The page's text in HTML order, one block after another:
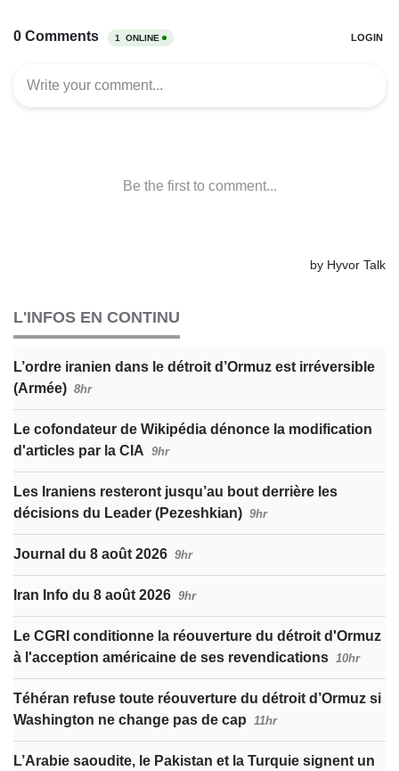
L'INFOS EN CONTINU
L’ordre iranien dans le détroit d’Ormuz est irréversible
(Armée) 8hr
Le cofondateur de Wikipédia dénonce la modification
d'articles par la CIA 9hr
Les Iraniens resteront jusqu’au bout derrière les
décisions du Leader (Pezeshkian) 9hr
Journal du 8 août 2026 9hr
Iran Info du 8 août 2026 9hr
Le CGRI conditionne la réouverture du détroit d'Ormuz
à l'acception américaine de ses revendications 10hr
Téhéran refuse toute réouverture du détroit d’Ormuz si
Washington ne change pas de cap 11hr
L’Arabie saoudite, le Pakistan et la Turquie signent un